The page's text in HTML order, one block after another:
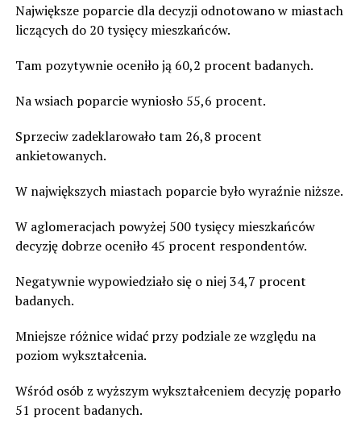
Największe poparcie dla decyzji odnotowano w miastach
liczących do 20 tysięcy mieszkańców.
Tam pozytywnie oceniło ją 60,2 procent badanych.
Na wsiach poparcie wyniosło 55,6 procent.
Sprzeciw zadeklarowało tam 26,8 procent
ankietowanych.
W największych miastach poparcie było wyraźnie niższe.
W aglomeracjach powyżej 500 tysięcy mieszkańców
decyzję dobrze oceniło 45 procent respondentów.
Negatywnie wypowiedziało się o niej 34,7 procent
badanych.
Mniejsze różnice widać przy podziale ze względu na
poziom wykształcenia.
Wśród osób z wyższym wykształceniem decyzję poparło
51 procent badanych.